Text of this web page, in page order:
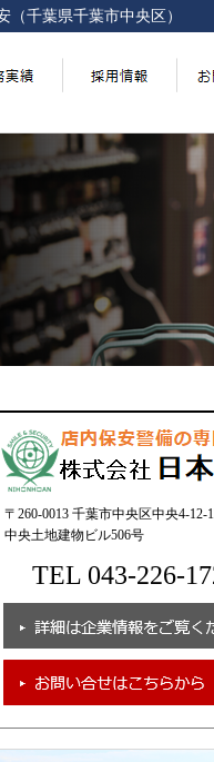
（千葉県千葉市中央区）
〒260-0013 千葉市中央区中央4-12-
中央土地建物ビル506号
TEL 043-226-